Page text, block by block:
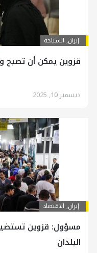
إيران, السياحة
قزوين يمكن أن تصبح
ديسمبر 10, 2025
إيران, الاقتصاد
مسؤول: قزوين
البلدان